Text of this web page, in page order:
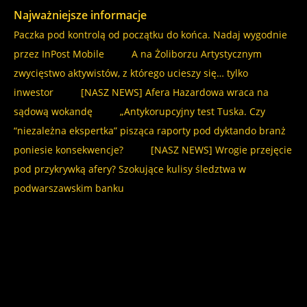
Najważniejsze informacje
Paczka pod kontrolą od początku do końca. Nadaj wygodnie
przez InPost Mobile
A na Żoliborzu Artystycznym
zwycięstwo aktywistów, z którego ucieszy się… tylko
inwestor
[NASZ NEWS] Afera Hazardowa wraca na
sądową wokandę
„Antykorupcyjny test Tuska. Czy
“niezależna ekspertka” pisząca raporty pod dyktando branż
poniesie konsekwencje?
[NASZ NEWS] Wrogie przejęcie
pod przykrywką afery? Szokujące kulisy śledztwa w
podwarszawskim banku